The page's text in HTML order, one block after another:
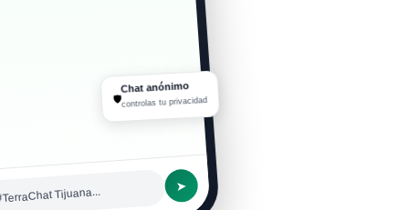
Tijuana... ➤
🛡
Chat anónimo
controlas tu privacidad